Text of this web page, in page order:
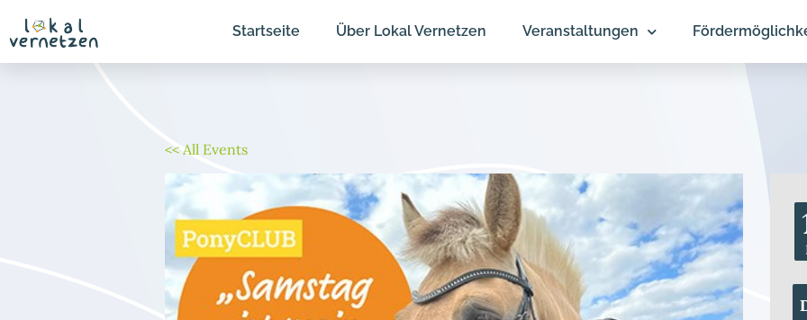
Inhalt
springen
Startseite Über Lokal Vernetzen Veranstaltungen
<< All Events